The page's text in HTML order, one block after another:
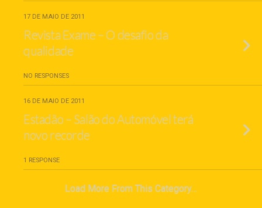
17 DE MAIO DE 2011
Revista Exame – O desafio da
qualidade
NO RESPONSES
16 DE MAIO DE 2011
Estadão – Salão do Automóvel terá
novo recorde
1 RESPONSE
Load More From This Category…